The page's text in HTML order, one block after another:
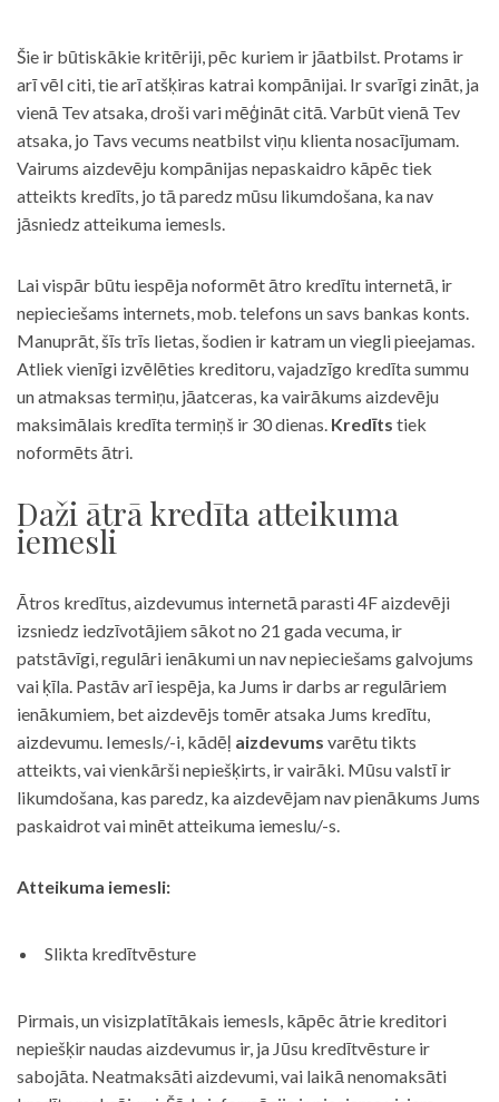
Šie ir būtiskākie kritēriji, pēc kuriem ir jāatbilst. Protams ir
arī vēl citi, tie arī atšķiras katrai kompānijai. Ir svarīgi zināt, ja
vienā Tev atsaka, droši vari mēģināt citā. Varbūt vienā Tev
atsaka, jo Tavs vecums neatbilst viņu klienta nosacījumam.
Vairums aizdevēju kompānijas nepaskaidro kāpēc tiek
atteikts kredīts, jo tā paredz mūsu likumdošana, ka nav
jāsniedz atteikuma iemesls.
Lai vispār būtu iespēja noformēt ātro kredītu internetā, ir
nepieciešams internets, mob. telefons un savs bankas konts.
Manuprāt, šīs trīs lietas, šodien ir katram un viegli pieejamas.
Atliek vienīgi izvēlēties kreditoru, vajadzīgo kredīta summu
un atmaksas termiņu, jāatceras, ka vairākums aizdevēju
maksimālais kredīta termiņš ir 30 dienas. Kredīts tiek
noformēts ātri.
Daži ātrā kredīta atteikuma
iemesli
Ātros kredītus, aizdevumus internetā parasti 4F aizdevēji
izsniedz iedzīvotājiem sākot no 21 gada vecuma, ir
patstāvīgi, regulāri ienākumi un nav nepieciešams galvojums
vai ķīla. Pastāv arī iespēja, ka Jums ir darbs ar regulāriem
ienākumiem, bet aizdevējs tomēr atsaka Jums kredītu,
aizdevumu. Iemesls/-i, kādēļ aizdevums varētu tikts
atteikts, vai vienkārši nepiešķirts, ir vairāki. Mūsu valstī ir
likumdošana, kas paredz, ka aizdevējam nav pienākums Jums
paskaidrot vai minēt atteikuma iemeslu/-s.
Atteikuma iemesli:
Slikta kredītvēsture
Pirmais, un visizplatītākais iemesls, kāpēc ātrie kreditori
nepiešķir naudas aizdevumus ir, ja Jūsu kredītvēsture ir
sabojāta. Neatmaksāti aizdevumi, vai laikā nenomaksāti